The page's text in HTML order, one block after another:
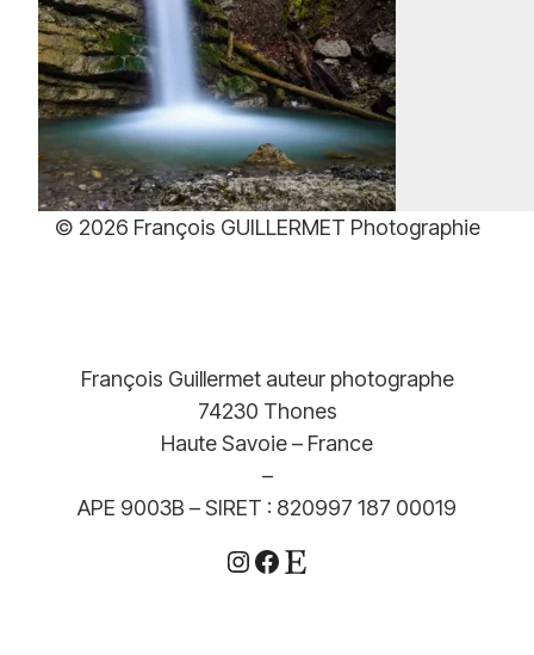
de
prix :
39,00€
à
499,00€
© 2026 François GUILLERMET Photographie
François Guillermet auteur photographe
74230 Thones
Haute Savoie – France
–
APE 9003B – SIRET : 820997 187 00019
Instagram
Facebook
Etsy